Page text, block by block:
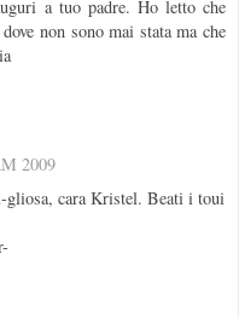
a tuo padre. Ho letto che
non sono mai stata ma che
2009
gliosa, cara Kristel. Beati i toui